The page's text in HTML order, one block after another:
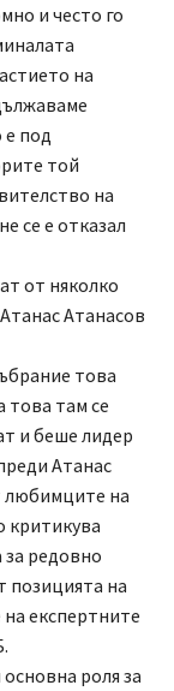
и често го
на
е под
той
на
се е отказал
от няколко
Атанасов
това
това там се
и беше лидер
Атанас
любимците на
критикува
за редовно
позицията на
експертните
роля за